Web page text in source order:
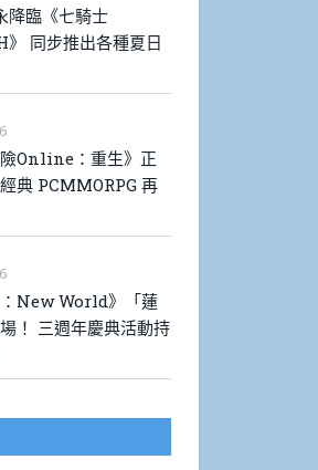
降臨《七騎士
》 同步推出各種夏日
險Online：重生》正
典 PCMMORPG 再
：New World》「蓮
！ 三週年慶典活動持